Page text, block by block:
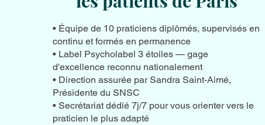
• Équipe de 10 praticiens diplômés, supervisés en
continu et formés en permanence
• Label Psycholabel 3 étoiles — gage
d'excellence reconnu nationalement
• Direction assurée par Sandra Saint-Aimé,
Présidente du SNSC
• Secrétariat dédié 7j/7 pour vous orienter vers le
praticien le plus adapté